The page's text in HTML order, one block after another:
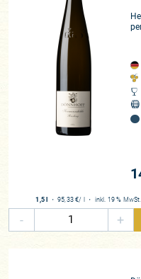
1,5 l ・ 95,33 €/ l ・ inkl. 19 % MwSt.
- +